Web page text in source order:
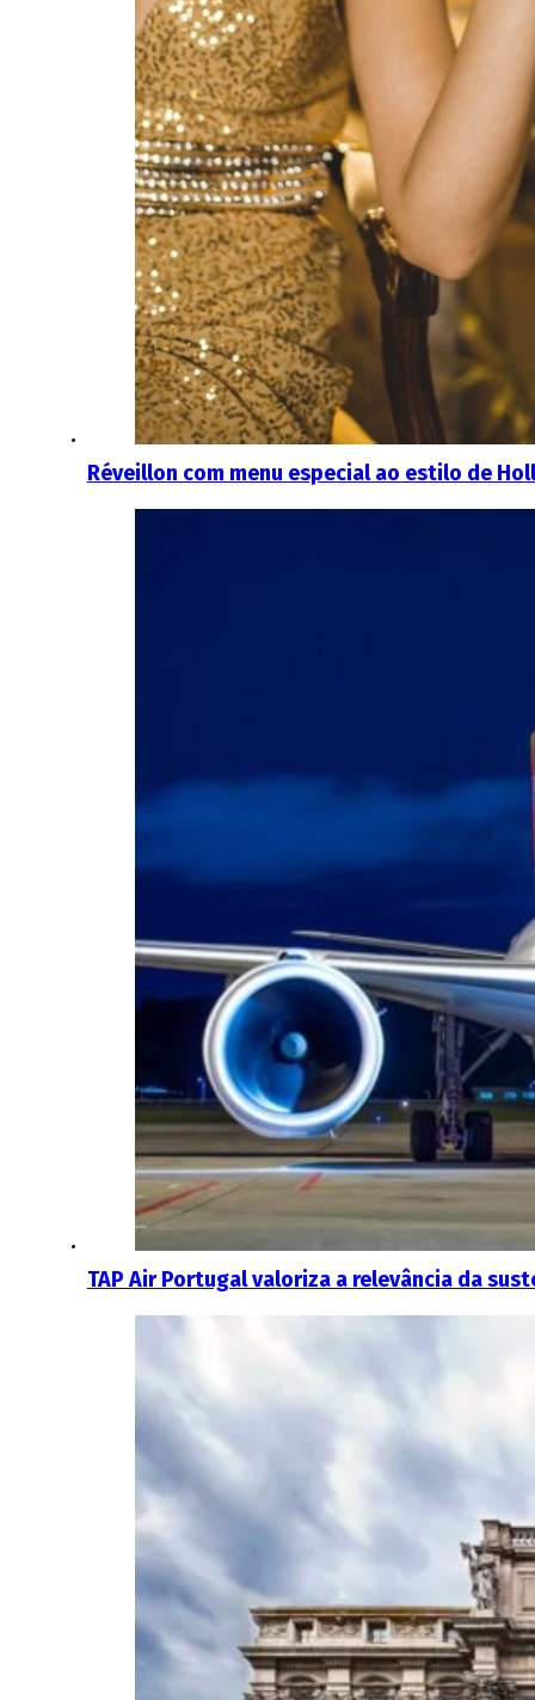
Réveillon com menu especial ao estilo de
TAP Air Portugal valoriza a relevância da